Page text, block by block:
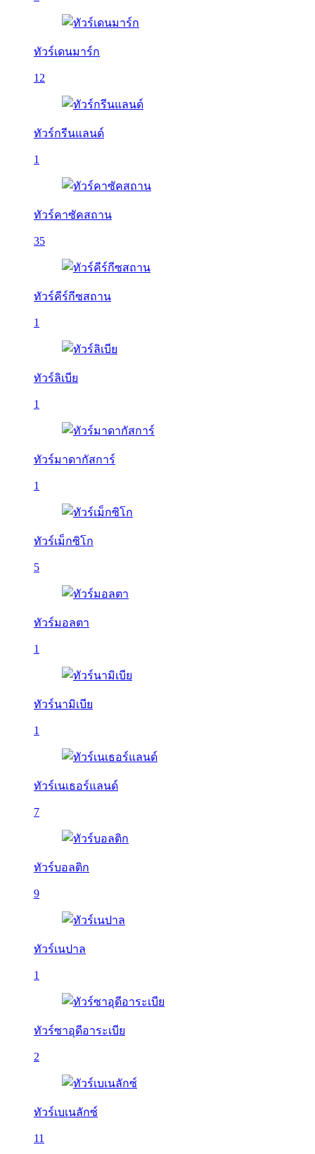
ทัวร์เดนมาร์ก
12
ทัวร์กรีนแลนด์
1
ทัวร์คาซัคสถาน
35
ทัวร์คีร์กีซสถาน
1
ทัวร์ลิเบีย
1
ทัวร์มาดากัสการ์
1
ทัวร์เม็กซิโก
5
ทัวร์มอลตา
1
ทัวร์นามิเบีย
1
ทัวร์เนเธอร์แลนด์
7
ทัวร์บอลติก
9
ทัวร์เนปาล
1
ทัวร์ซาอุดีอาระเบีย
2
ทัวร์เบเนลักซ์
11